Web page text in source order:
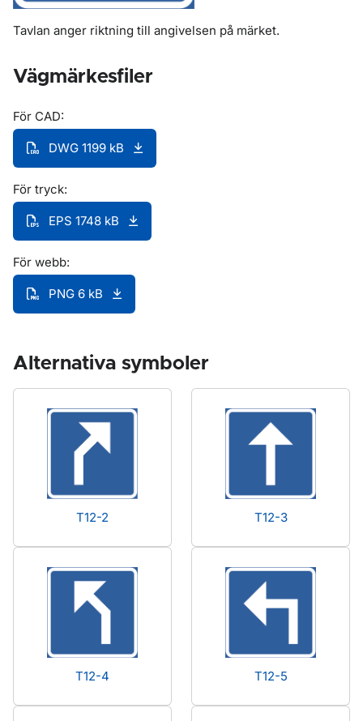
Tavlan anger riktning till angivelsen på märket.
Vägmärkesfiler
För CAD:
DWG 1199 kB
För tryck:
EPS 1748 kB
För webb:
PNG 6 kB
Alternativa symboler
T12-2 T12-3
T12-4 T12-5